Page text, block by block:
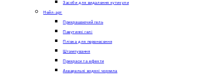
Засоби для видалення кутикули
Нейл-арт
Прикрашаючий гель
Павутинні гелі
Плівка для перенесення
Штампування
Прикраси та ефекти
Акварельні водяні чорнила